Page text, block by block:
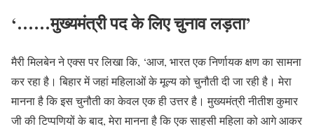
‘……मुख्यमंत्री पद के लिए चुनाव लड़ता’
मैरी मिलबेन ने एक्स पर लिखा कि, ‘आज, भारत एक निर्णायक क्षण का सामना
कर रहा है। बिहार में जहां महिलाओं के मूल्य को चुनौती दी जा रही है। मेरा
मानना ​​है कि इस चुनौती का केवल एक ही उत्तर है। मुख्यमंत्री नीतीश कुमार
जी की टिप्पणियों के बाद, मेरा मानना ​​है कि एक साहसी महिला को आगे आकर